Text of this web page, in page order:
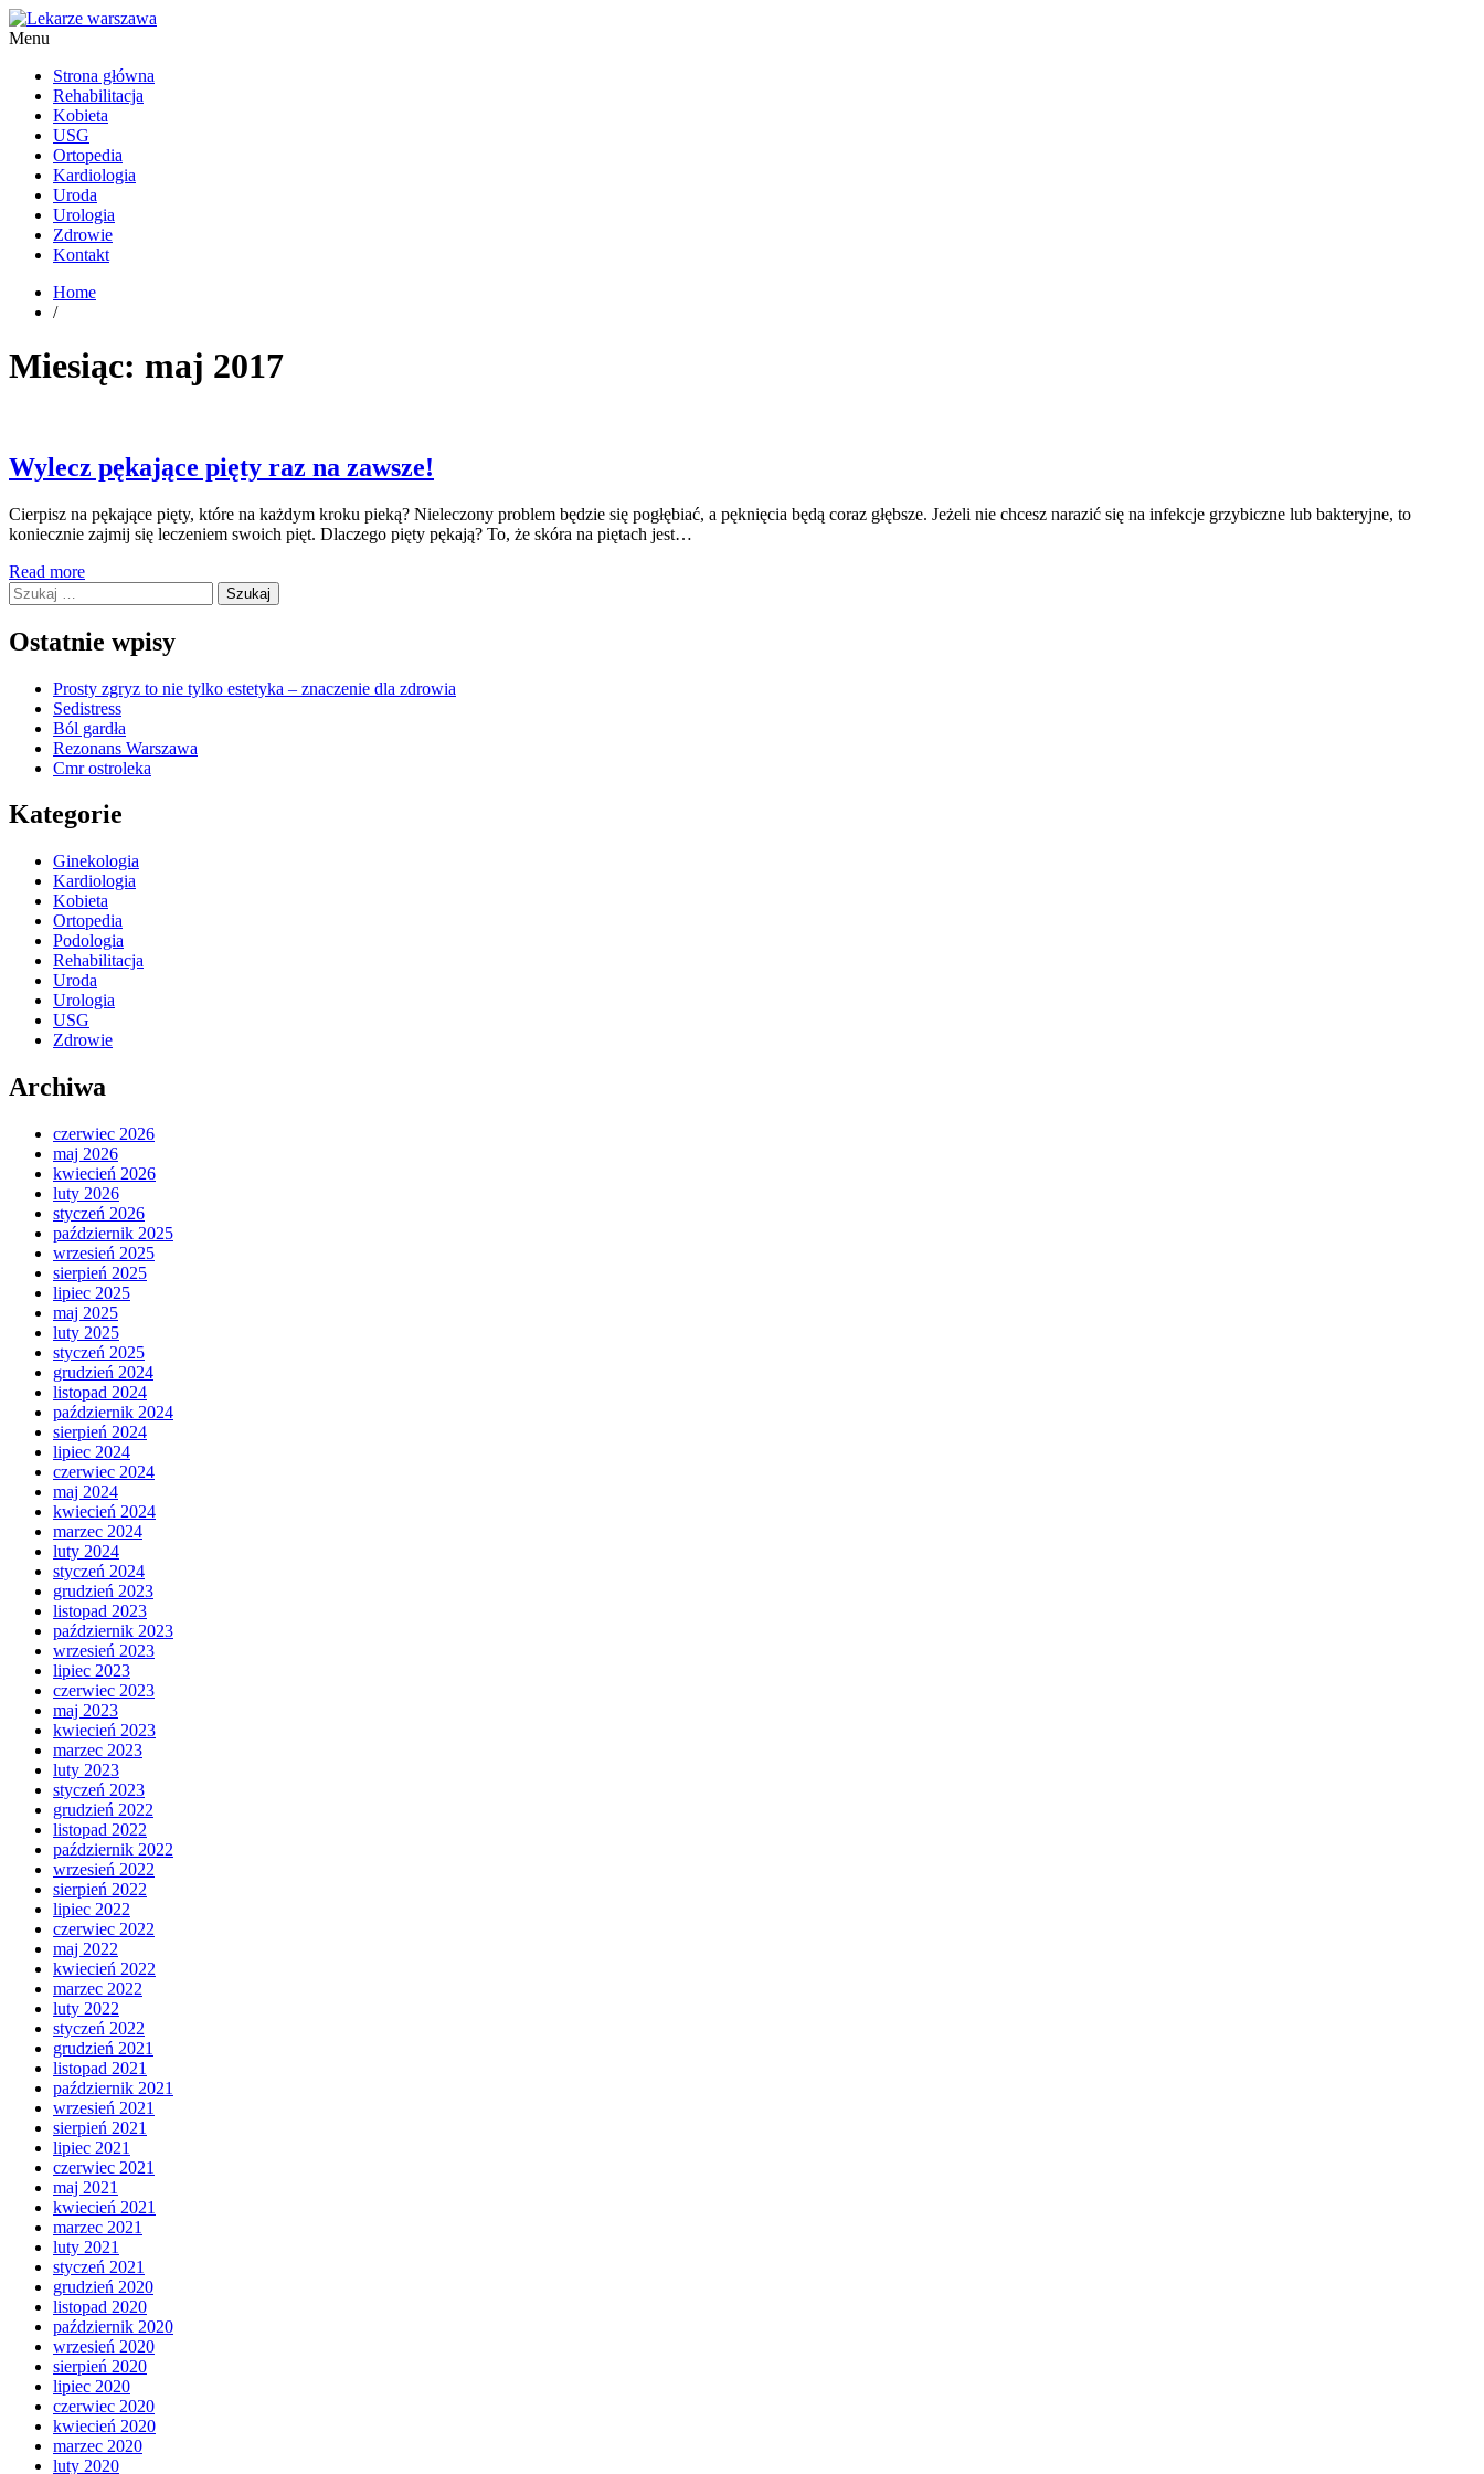
Menu
Strona główna
Rehabilitacja
Kobieta
USG
Ortopedia
Kardiologia
Uroda
Urologia
Zdrowie
Kontakt
Home
/
Miesiąc: maj 2017
Wylecz pękające pięty raz na zawsze!
Cierpisz na pękające pięty, które na każdym kroku pieką? Nieleczony problem będzie się pogłębiać, a pęknięcia będą coraz głębsze. Jeżeli nie chcesz narazić się na infekcje grzybiczne lub bakteryjne, to
koniecznie zajmij się leczeniem swoich pięt. Dlaczego pięty pękają? To, że skóra na piętach jest…
Read more
Szukaj:
Ostatnie wpisy
Prosty zgryz to nie tylko estetyka – znaczenie dla zdrowia
Sedistress
Ból gardła
Rezonans Warszawa
Cmr ostroleka
Kategorie
Ginekologia
Kardiologia
Kobieta
Ortopedia
Podologia
Rehabilitacja
Uroda
Urologia
USG
Zdrowie
Archiwa
czerwiec 2026
maj 2026
kwiecień 2026
luty 2026
styczeń 2026
październik 2025
wrzesień 2025
sierpień 2025
lipiec 2025
maj 2025
luty 2025
styczeń 2025
grudzień 2024
listopad 2024
październik 2024
sierpień 2024
lipiec 2024
czerwiec 2024
maj 2024
kwiecień 2024
marzec 2024
luty 2024
styczeń 2024
grudzień 2023
listopad 2023
październik 2023
wrzesień 2023
lipiec 2023
czerwiec 2023
maj 2023
kwiecień 2023
marzec 2023
luty 2023
styczeń 2023
grudzień 2022
listopad 2022
październik 2022
wrzesień 2022
sierpień 2022
lipiec 2022
czerwiec 2022
maj 2022
kwiecień 2022
marzec 2022
luty 2022
styczeń 2022
grudzień 2021
listopad 2021
październik 2021
wrzesień 2021
sierpień 2021
lipiec 2021
czerwiec 2021
maj 2021
kwiecień 2021
marzec 2021
luty 2021
styczeń 2021
grudzień 2020
listopad 2020
październik 2020
wrzesień 2020
sierpień 2020
lipiec 2020
czerwiec 2020
kwiecień 2020
marzec 2020
luty 2020